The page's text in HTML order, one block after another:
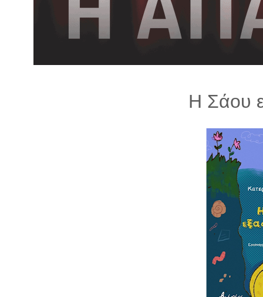
Η Σάου